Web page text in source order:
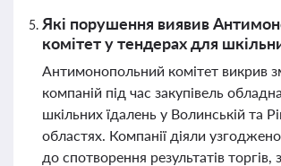
Які порушення виявив
комітет у тендерах для
Антимонопольний комітет викрив
компаній під час закупівель
шкільних їдалень у Волинській та
областях. Компанії діяли
до спотворення результатів торгів,